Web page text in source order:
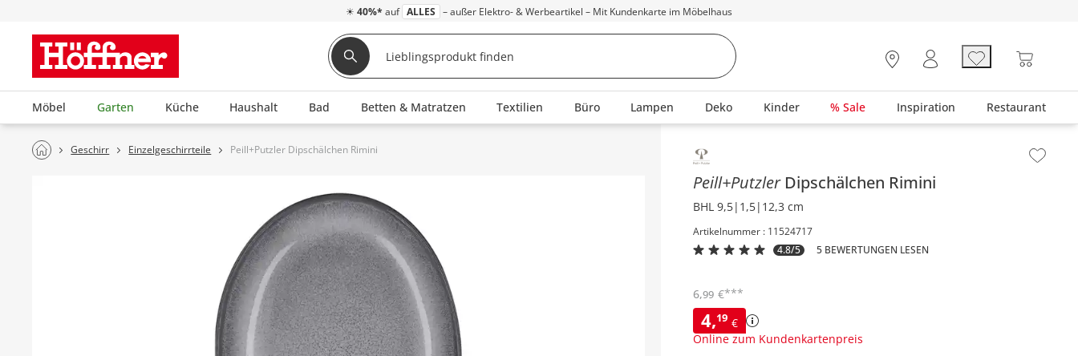
☀ 40%* auf ALLES – außer Elektro- & Werbeartikel – Mit Kundenkarte im Möbelhaus
Möbel Garten Küche Haushalt Bad Betten & Matratzen Textilien Büro Lampen Deko Kinder % Sale Inspiration Restaurant
Geschirr Einzelgeschirrteile Peill+Putzler Dipschälchen Rimini Inhalt der Seitenleiste überspringen - Zum Seitenende
Peill+Putzler Dipschälchen Rimini
BHL 9,5|1,5|12,3 cm
Artikelnummer : 11524717
4.8/5
5 BEWERTUNGEN LESEN
4,19 €
Online zum Kundenkartenpreis
6,99 €***